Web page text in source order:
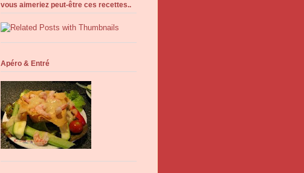
vous aimeriez peut-être ces recettes..
Apéro & Entré